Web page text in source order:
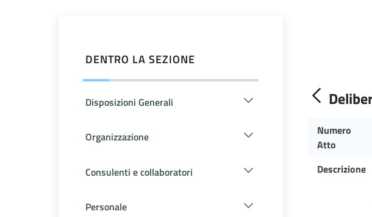
DENTRO LA SEZIONE
Disposizioni Generali
Organizzazione
Consulenti e collaboratori
Personale
Numero
Atto
Descrizione